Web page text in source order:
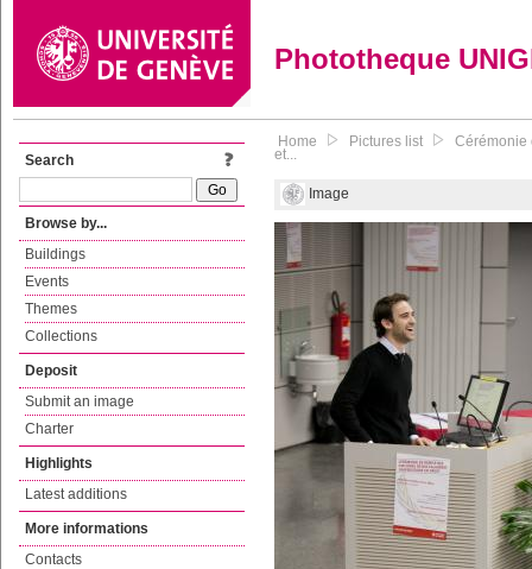
Phototheque
Search
Browse by...
Buildings
Events
Themes
Collections
Deposit
Submit an image
Charter
Highlights
Latest additions
More informations
Contacts
Home Pictures list Cérémonie
et...
Image